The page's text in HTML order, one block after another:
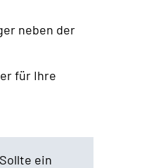
neben der
für Ihre
ein